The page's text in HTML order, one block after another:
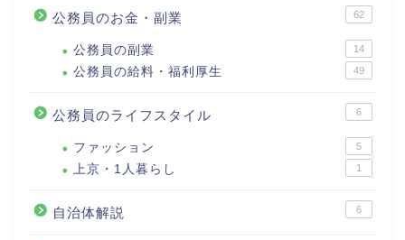
公務員のお金・副業 62
公務員の副業 14
公務員の給料・福利厚生 49
公務員のライフスタイル 6
ファッション 5
上京・1人暮らし 1
自治体解説 6